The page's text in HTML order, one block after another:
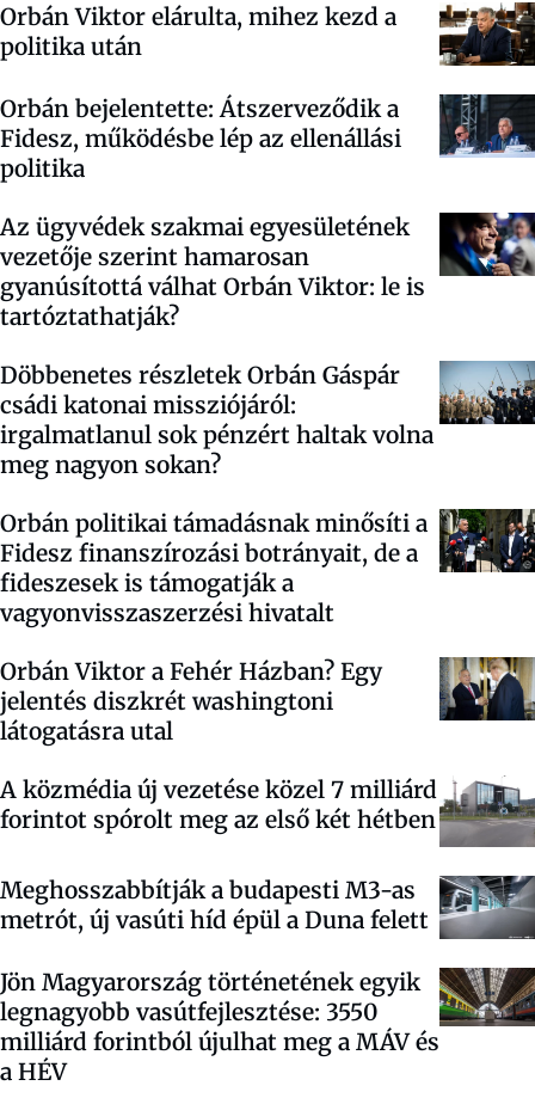
Orbán Viktor elárulta, mihez kezd a
politika után
Orbán bejelentette: Átszerveződik a
Fidesz, működésbe lép az ellenállási
politika
Az ügyvédek szakmai egyesületének
vezetője szerint hamarosan
gyanúsítottá válhat Orbán Viktor: le is
tartóztathatják?
Döbbenetes részletek Orbán Gáspár
csádi katonai missziójáról:
irgalmatlanul sok pénzért haltak volna
meg nagyon sokan?
Orbán politikai támadásnak minősíti a
Fidesz finanszírozási botrányait, de a
fideszesek is támogatják a
vagyonvisszaszerzési hivatalt
Orbán Viktor a Fehér Házban? Egy
jelentés diszkrét washingtoni
látogatásra utal
A közmédia új vezetése közel 7 milliárd
forintot spórolt meg az első két hétben
Meghosszabbítják a budapesti M3-as
metrót, új vasúti híd épül a Duna felett
Jön Magyarország történetének egyik
legnagyobb vasútfejlesztése: 3550
milliárd forintból újulhat meg a MÁV és
a HÉV